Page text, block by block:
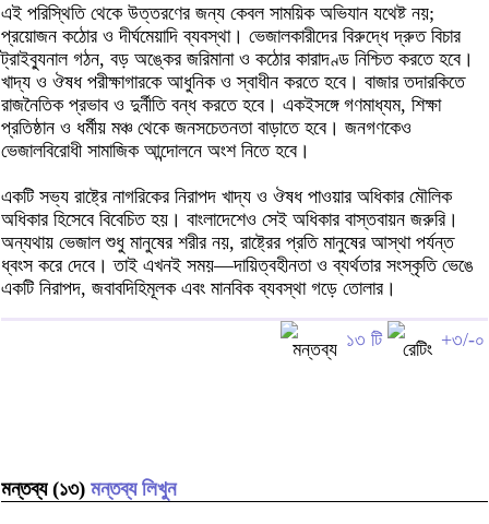
এই পরিস্থিতি থেকে উত্তরণের জন্য কেবল সাময়িক অভিযান যথেষ্ট নয়;
প্রয়োজন কঠোর ও দীর্ঘমেয়াদি ব্যবস্থা। ভেজালকারীদের বিরুদ্ধে দ্রুত বিচার
ট্রাইব্যুনাল গঠন, বড় অঙ্কের জরিমানা ও কঠোর কারাদণ্ড নিশ্চিত করতে হবে।
খাদ্য ও ঔষধ পরীক্ষাগারকে আধুনিক ও স্বাধীন করতে হবে। বাজার তদারকিতে
রাজনৈতিক প্রভাব ও দুর্নীতি বন্ধ করতে হবে। একইসঙ্গে গণমাধ্যম, শিক্ষা
প্রতিষ্ঠান ও ধর্মীয় মঞ্চ থেকে জনসচেতনতা বাড়াতে হবে। জনগণকেও
ভেজালবিরোধী সামাজিক আন্দোলনে অংশ নিতে হবে।
একটি সভ্য রাষ্ট্রে নাগরিকের নিরাপদ খাদ্য ও ঔষধ পাওয়ার অধিকার মৌলিক
অধিকার হিসেবে বিবেচিত হয়। বাংলাদেশেও সেই অধিকার বাস্তবায়ন জরুরি।
অন্যথায় ভেজাল শুধু মানুষের শরীর নয়, রাষ্ট্রের প্রতি মানুষের আস্থা পর্যন্ত
ধ্বংস করে দেবে। তাই এখনই সময়—দায়িত্বহীনতা ও ব্যর্থতার সংস্কৃতি ভেঙে
একটি নিরাপদ, জবাবদিহিমূলক এবং মানবিক ব্যবস্থা গড়ে তোলার।
১৩ টি +৩/-০
মন্তব্য (১৩) মন্তব্য লিখুন